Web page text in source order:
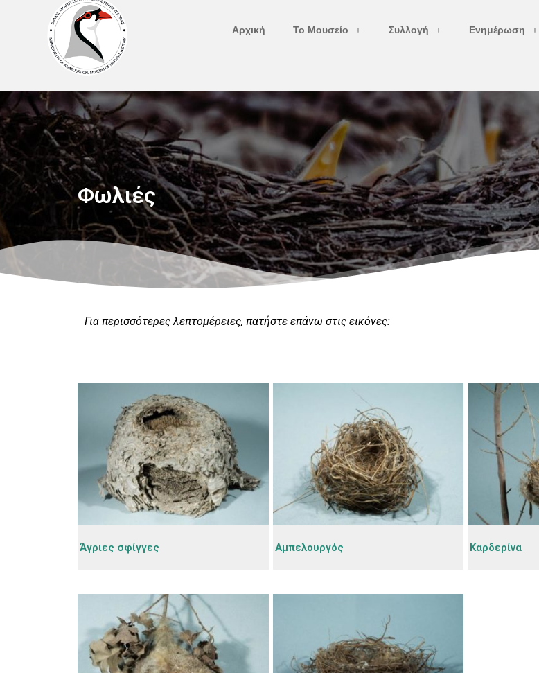
περιεχόμενο
Αρχική Το Μουσείο Συλλογή Ενημέρωση
Φωλιές
Για περισσότερες λεπτομέρειες, πατήστε επάνω στις εικόνες:
Άγριες σφίγγες Αμπελουργός Καρδερίνα